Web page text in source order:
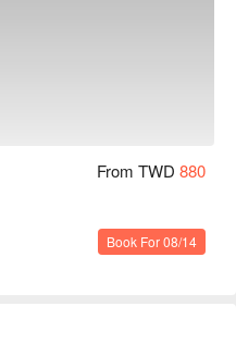
From TWD 880
Book For 08/14